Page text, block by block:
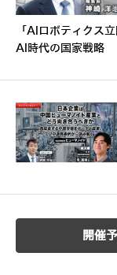
「AIロボティクス
AI時代の国家戦略
開催